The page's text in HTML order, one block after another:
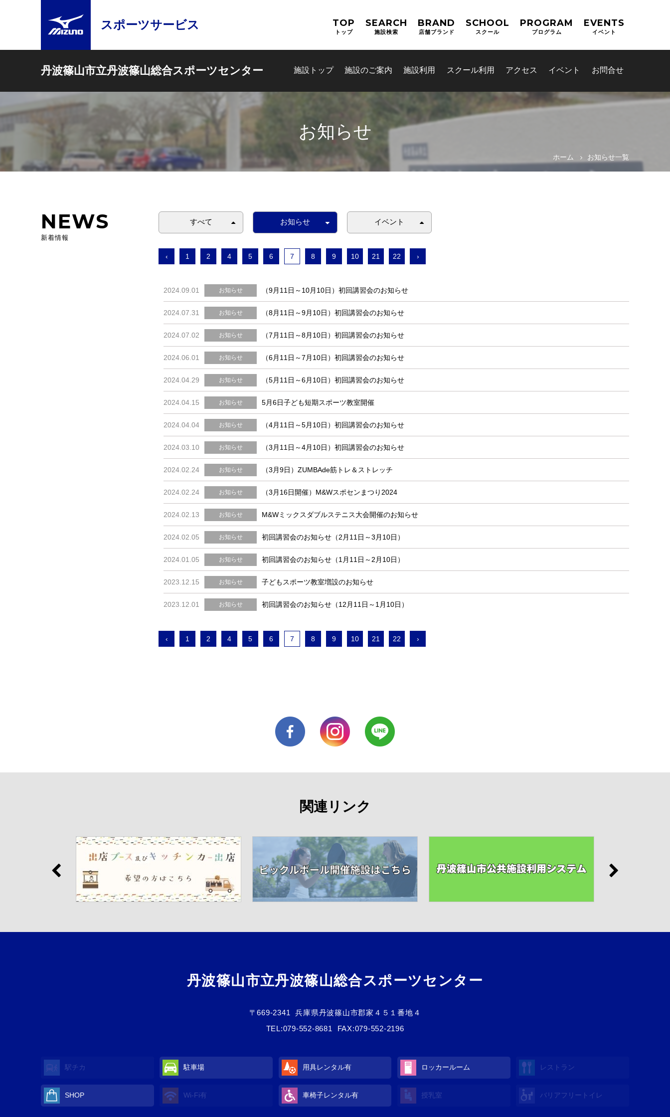
スポーツサービス TOP
トップ
SEARCH
施設検索
BRAND
店舗ブランド
SCHOOL
スクール
PROGRAM
プログラム
EVENTS
イベント
丹波篠山市立丹波篠山総合スポーツセンター 施設トップ 施設のご案内 施設利用 スクール利用 アクセス イベント お問合せ
スポーツ教室体験
お知らせ
ホーム お知らせ一覧
NEWS
新着情報
すべて お知らせ イベント
‹ 1 2 4 5 6 7 8 9 10 21 22 ›
2024.09.01 お知らせ （9月11日～10月10日）初回講習会のお知らせ
2024.07.31 お知らせ （8月11日～9月10日）初回講習会のお知らせ
2024.07.02 お知らせ （7月11日～8月10日）初回講習会のお知らせ
2024.06.01 お知らせ （6月11日～7月10日）初回講習会のお知らせ
2024.04.29 お知らせ （5月11日～6月10日）初回講習会のお知らせ
2024.04.15 お知らせ 5月6日子ども短期スポーツ教室開催
2024.04.04 お知らせ （4月11日～5月10日）初回講習会のお知らせ
2024.03.10 お知らせ （3月11日～4月10日）初回講習会のお知らせ
2024.02.24 お知らせ （3月9日）ZUMBAde筋トレ＆ストレッチ
2024.02.24 お知らせ （3月16日開催）M&Wスポセンまつり2024
2024.02.13 お知らせ M&Wミックスダブルステニス大会開催のお知らせ
2024.02.05 お知らせ 初回講習会のお知らせ（2月11日～3月10日）
2024.01.05 お知らせ 初回講習会のお知らせ（1月11日～2月10日）
2023.12.15 お知らせ 子どもスポーツ教室増設のお知らせ
2023.12.01 お知らせ 初回講習会のお知らせ（12月11日～1月10日）
‹ 1 2 4 5 6 7 8 9 10 21 22 ›
関連リンク
丹波篠山市立丹波篠山総合スポーツセンター
〒669-2341
兵庫県丹波篠山市郡家４５１番地４
TEL:079-552-8681 FAX:079-552-2196
駅チカ 駐車場 用具レンタル有 ロッカールーム レストラン
SHOP Wi-Fi有 車椅子レンタル有 授乳室 バリアフリートイレ